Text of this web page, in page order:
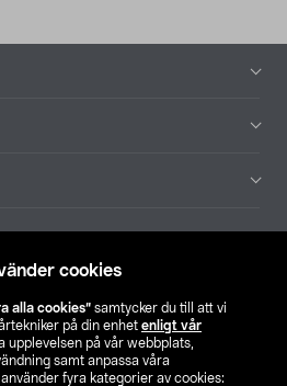
cookies
alla cookies” samtycker du till att vi
på din enhet enligt vår
upplevelsen på vår webbplats,
samt anpassa våra
fyra kategorier av cookies:
Hitta butik